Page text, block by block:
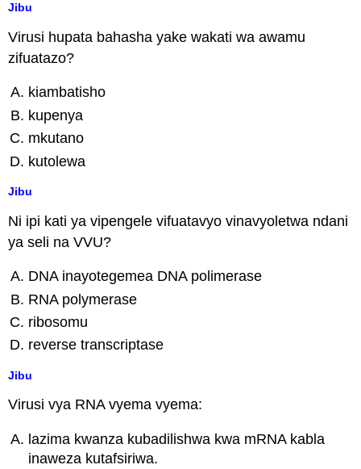
Jibu
Virusi hupata bahasha yake wakati wa awamu
zifuatazo?
kiambatisho
kupenya
mkutano
kutolewa
Jibu
Ni ipi kati ya vipengele vifuatavyo vinavyoletwa ndani
ya seli na VVU?
DNA inayotegemea DNA polimerase
RNA polymerase
ribosomu
reverse transcriptase
Jibu
Virusi vya RNA vyema vyema:
lazima kwanza kubadilishwa kwa mRNA kabla
inaweza kutafsiriwa.